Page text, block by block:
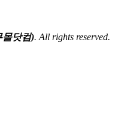
몰닷컴). All rights reserved.